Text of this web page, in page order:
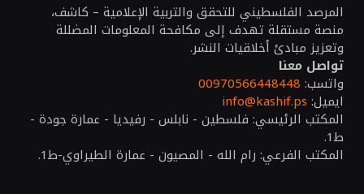
المرصد الفلسطيني للتحقق والتربية الإعلامية – كاشف،
منصة مستقلة تهدف إلى مكافحة المعلومات المضللة
وتعزيز مبادئ أخلاقيات النشر.
تواصل معنا
واتسب: 00970566448448
ايميل: info@kashif.ps
المكتب الرئيسي: فلسطين - نابلس - رفيديا - عمارة جودة -
ط1.
المكتب الفرعي: رام الله - المصيون - عمارة الطيراوي-ط1.